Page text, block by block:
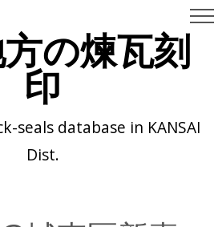
の煉瓦刻
印
seals database in KANSAI
Dist.